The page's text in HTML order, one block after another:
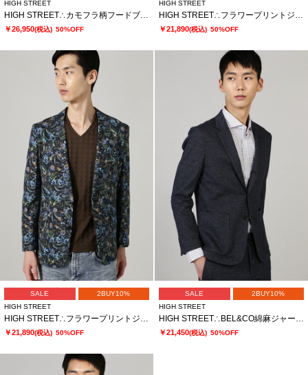
HIGH STREET
￥26,950(税込) 50%OFF
HIGH STREET
￥21,890(税込) 50%OFF
SALE
2BUY10%
HIGH STREET
￥21,890(税込) 50%OFF
SALE
2BUY10%
HIGH STREET
￥21,450(税込) 50%OFF